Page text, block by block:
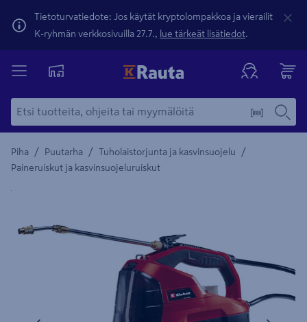
Tietoturvatiedote: Jos käytät kryptolompakkoa ja vierailit
K-ryhmän verkkosivuilla 27.7., lue tärkeät lisätiedot.
Piha / Puutarha / Tuholaistorjunta ja kasvinsuojelu /
Paineruiskut ja kasvinsuojeluruiskut
Yksityiskohtainen kuvaus löytyy Tuotteen kuvaus -